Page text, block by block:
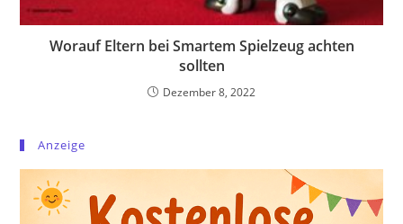
Worauf Eltern bei Smartem Spielzeug achten
sollten
Dezember 8, 2022
Anzeige